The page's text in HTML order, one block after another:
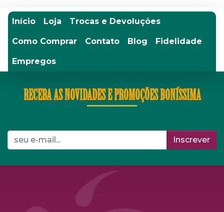
Início Loja Trocas e Devoluções
Como Comprar Contato Blog Fidelidade
Empregos
RECEBA AS NOVIDADES E PROMOÇÕES BONÍSSIMA
Inscrever